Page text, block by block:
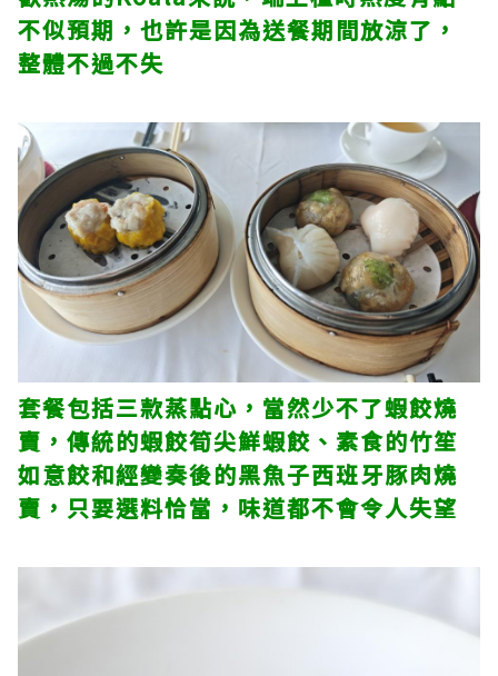
不似預期，也許是因為送餐期間放涼了，
整體不過不失
套餐包括三款蒸點心，當然少不了蝦餃燒
賣，傳統的蝦餃筍尖鮮蝦餃、素食的竹笙
如意餃和經變奏後的黑魚子西班牙豚肉燒
賣，只要選料恰當，味道都不會令人失望